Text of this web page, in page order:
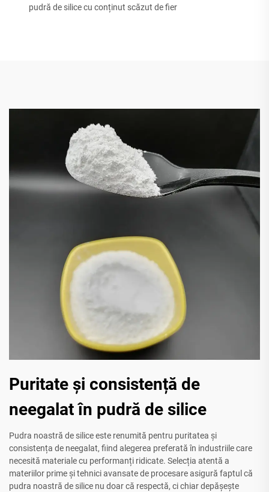
pudră de silice cu conținut scăzut de fier
Puritate și consistență de
neegalat în pudră de silice
Pudra noastră de silice este renumită pentru puritatea și
consistența de neegalat, fiind alegerea preferată în industriile care
necesită materiale cu performanți ridicate. Selecția atentă a
materiilor prime și tehnici avansate de procesare asigură faptul că
pudra noastră de silice nu doar că respectă, ci chiar depășește